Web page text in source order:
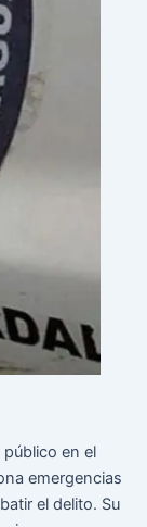
en el
emergencias
el delito. Su